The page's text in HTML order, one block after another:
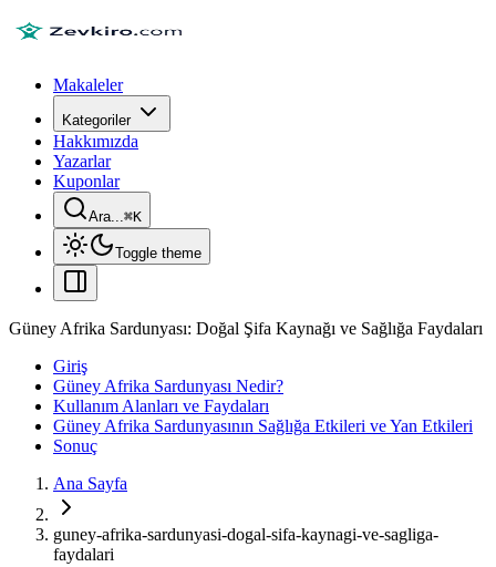
Makaleler
Kategoriler
Hakkımızda
Yazarlar
Kuponlar
Ara...⌘K
Toggle theme
Güney Afrika Sardunyası: Doğal Şifa Kaynağı ve Sağlığa Faydaları
Giriş
Güney Afrika Sardunyası Nedir?
Kullanım Alanları ve Faydaları
Güney Afrika Sardunyasının Sağlığa Etkileri ve Yan Etkileri
Sonuç
Ana Sayfa
guney-afrika-sardunyasi-dogal-sifa-kaynagi-ve-sagliga-
faydalari